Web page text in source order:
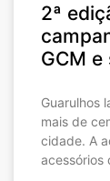
2ª
GCM
Guarulhos
mais de
cidade. A
acessórios